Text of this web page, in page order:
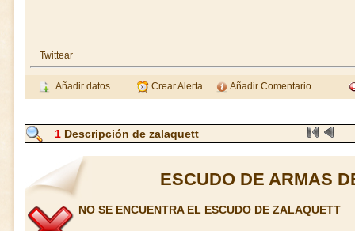
Twittear
Añadir datos Crear Alerta Añadir Comentario
1 Descripción de zalaquett
ESCUDO DE ARMAS
NO SE ENCUENTRA EL ESCUDO DE ZALAQUETT